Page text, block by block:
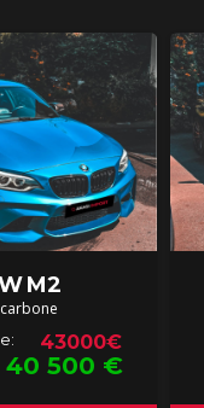
M2
43000€
40 500 €